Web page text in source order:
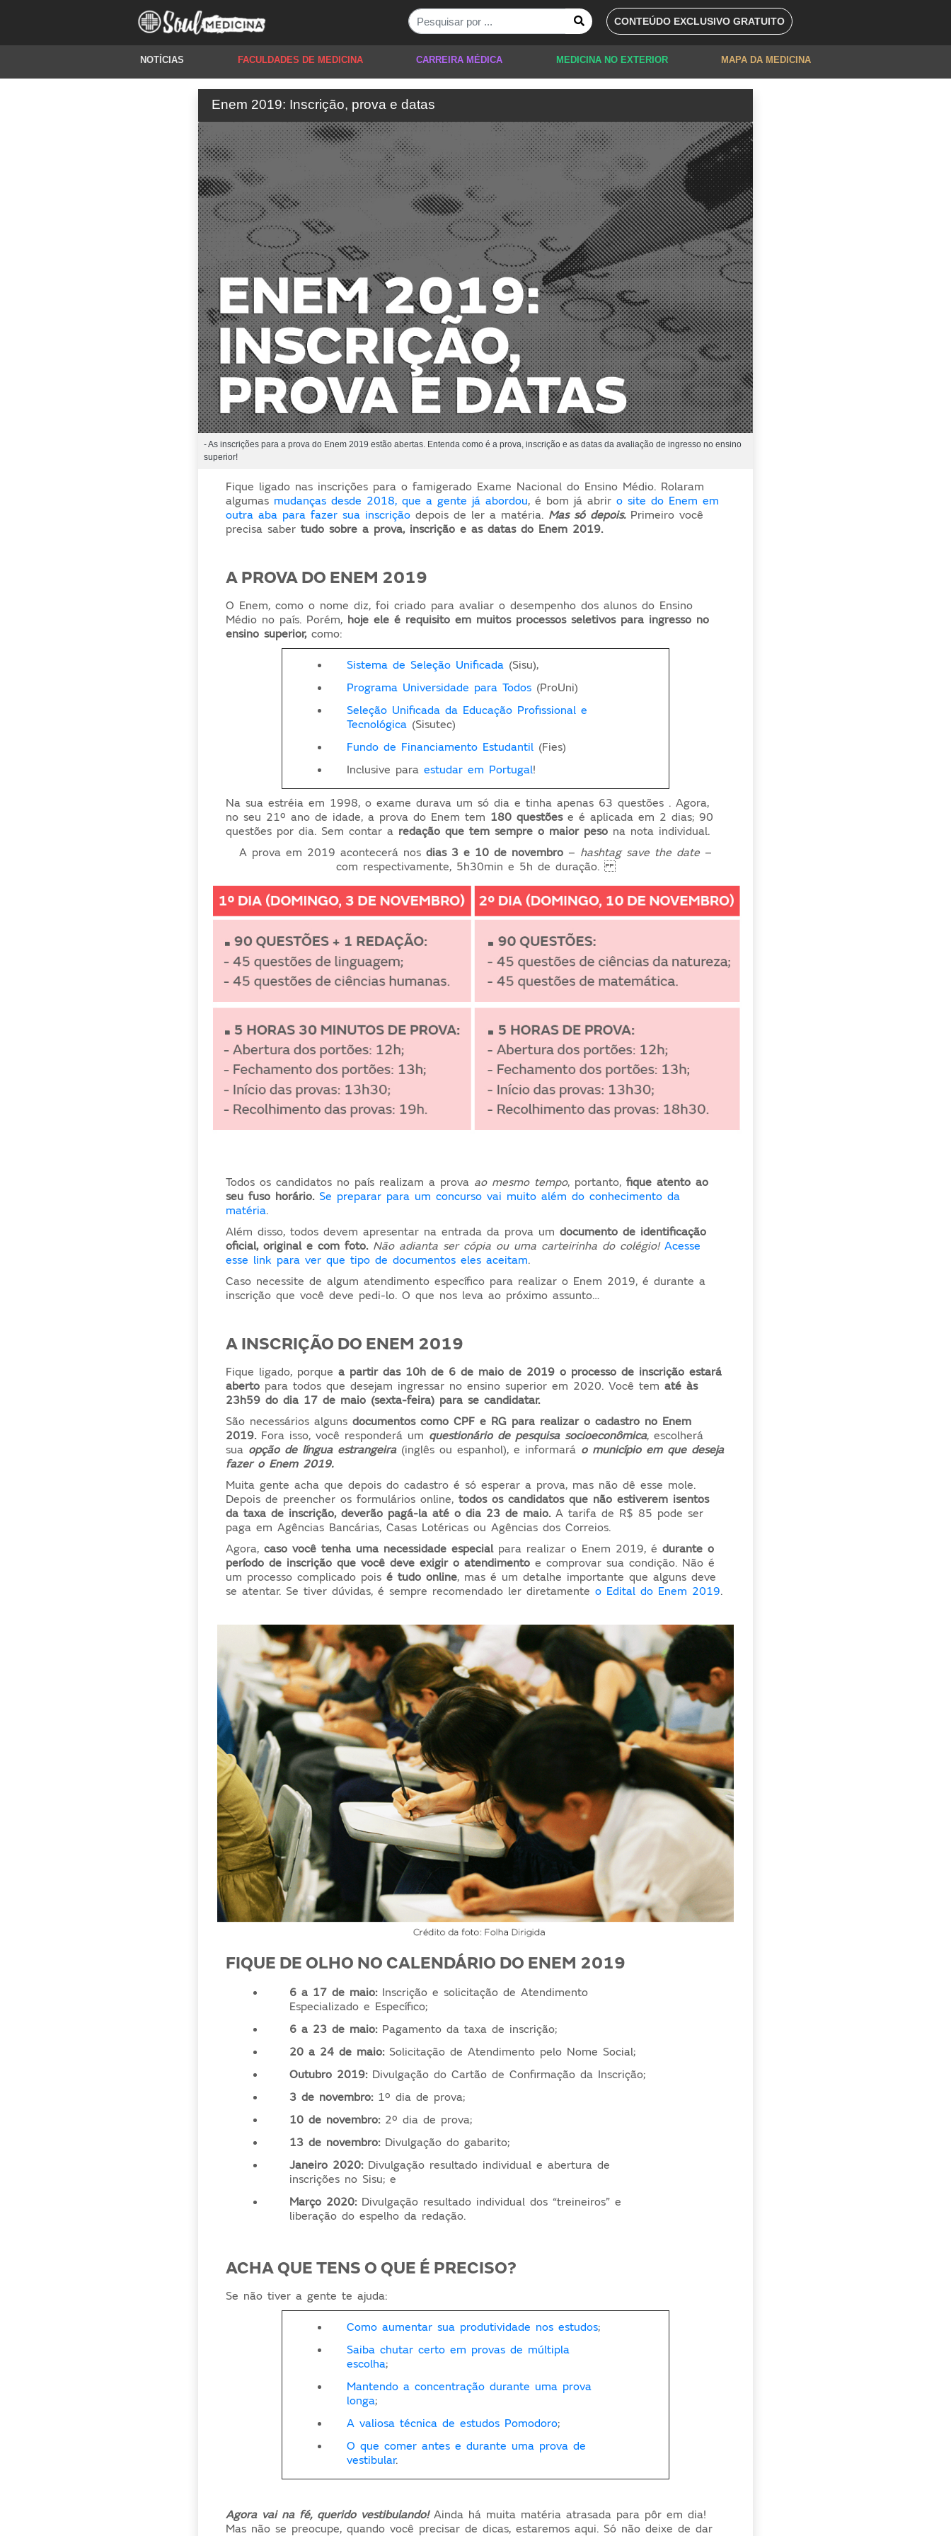
CONTEÚDO EXCLUSIVO GRATUITO
NOTÍCIAS FACULDADES DE MEDICINA CARREIRA MÉDICA MEDICINA NO EXTERIOR MAPA DA MEDICINA
Enem 2019: Inscrição, prova e datas
- As inscrições para a prova do Enem 2019 estão abertas. Entenda como é a prova, inscrição e as datas da avaliação de ingresso no ensino
superior!
Fique ligado nas inscrições para o famigerado Exame Nacional do Ensino Médio. Rolaram
algumas mudanças desde 2018, que a gente já abordou, é bom já abriro site do Enem em
outra aba para fazer sua inscrição depois de ler a matéria. Mas só depois.Primeiro você
precisa sabertudo sobre a prova, inscrição e as datas do Enem 2019.
A PROVA DO ENEM 2019
O Enem, como o nome diz, foi criado para avaliar o desempenho dos alunos do Ensino
Médio no país. Porém, hoje ele é requisito em muitos processos seletivos para ingresso no
ensino superior,como:
Sistema de Seleção Unificada(Sisu),
Programa Universidade para Todos(ProUni)
Seleção Unificada da Educação Profissional e
Tecnológica(Sisutec)
Fundo de Financiamento Estudantil(Fies)
Inclusive para estudar em Portugal!
Na sua estréia em 1998, o exame durava um só dia e tinha apenas 63 questões . Agora,
no seu 21º ano de idade, a prova do Enem tem 180 questõese é aplicada em 2 dias; 90
questões por dia. Sem contar a redação que tem sempre o maior peso na nota individual.
A prova em 2019 acontecerá nos dias 3 e 10 de novembro – hashtag save the date –
com respectivamente, 5h30min e 5h de duração.
Todos os candidatos no país realizam a prova ao mesmo tempo, portanto,fique atento ao
seu fuso horário. Se preparar para um concurso vai muito além do conhecimento da
matéria.
Além disso, todos devem apresentar na entrada da prova umdocumento de identificação
oficial, original e com foto. Não adianta ser cópia ou uma carteirinha do colégio! Acesse
esse link para ver que tipo de documentos eles aceitam.
Caso necessite de algum atendimento específico para realizar o Enem 2019, é durante a
inscrição que você deve pedi-lo. O que nos leva ao próximo assunto…
A INSCRIÇÃO DO ENEM 2019
Fique ligado, porquea partir das 10h de 6 de maio de 2019 o processo de inscrição estará
aberto para todos que desejam ingressar no ensino superior em 2020. Você tem até às
23h59 do dia 17 de maio (sexta-feira) para se candidatar.
São necessários algunsdocumentos como CPF e RG para realizar o cadastro no Enem
2019.Fora isso, você responderá um questionário de pesquisa socioeconômica, escolherá
sua opção de língua estrangeira(inglês ou espanhol), e informará o município em que deseja
fazer o Enem 2019.
Muita gente acha que depois do cadastro é só esperar a prova, mas não dê esse mole.
Depois de preencher os formulários online,todos os candidatos que não estiverem isentos
da taxa de inscrição, deverão pagá-la até o dia 23 de maio.A tarifa de R$ 85 pode ser
paga em Agências Bancárias, Casas Lotéricas ou Agências dos Correios.
Agora,caso você tenha uma necessidade especialpara realizar o Enem 2019, é durante o
período de inscrição que você deve exigir o atendimento e comprovar sua condição. Não é
um processo complicado poisé tudo online, mas é um detalhe importante que alguns deve
se atentar. Se tiver dúvidas, é sempre recomendado ler diretamenteo Edital do Enem 2019.
FIQUE DE OLHO NO CALENDÁRIO DO ENEM 2019
6 a 17 de maio:Inscrição e solicitação de Atendimento
Especializado e Específico;
6 a 23 de maio: Pagamento da taxa de inscrição;
20 a 24 de maio:Solicitação de Atendimento pelo Nome Social;
Outubro 2019:Divulgação do Cartão de Confirmação da Inscrição;
3 de novembro:1º dia de prova;
10 de novembro:2º dia de prova;
13 de novembro:Divulgação do gabarito;
Janeiro 2020:Divulgação resultado individual e abertura de
inscrições no Sisu; e
Março 2020:Divulgação resultado individual dos “treineiros” e
liberação do espelho da redação.
ACHA QUE TENS O QUE É PRECISO?
Se não tiver a gente te ajuda:
Como aumentar sua produtividade nos estudos;
Saiba chutar certo em provas de múltipla
escolha;
Mantendo a concentração durante uma prova
longa;
A valiosa técnica de estudos Pomodoro;
O que comer antes e durante uma prova de
vestibular.
Agora vai na fé, querido vestibulando!Ainda há muita matéria atrasada para pôr em dia!
Mas não se preocupe, quando você precisar de dicas, estaremos aqui. Só não deixe de dar